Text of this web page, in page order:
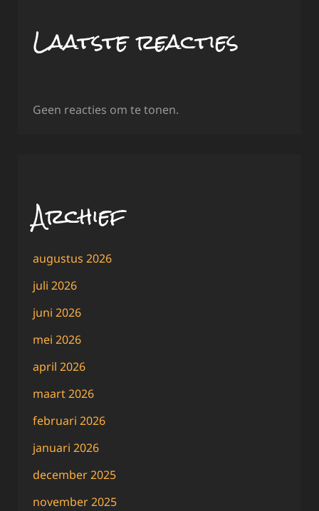
Laatste reacties
Geen reacties om te tonen.
Archief
augustus 2026
juli 2026
juni 2026
mei 2026
april 2026
maart 2026
februari 2026
januari 2026
december 2025
november 2025